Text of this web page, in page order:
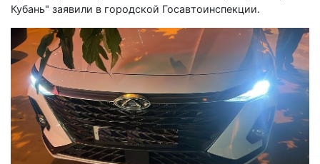
Кубань" заявили в городской Госавтоинспекции.